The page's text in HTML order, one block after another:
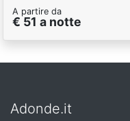
A partire da
€ 51 a notte
Adonde.it